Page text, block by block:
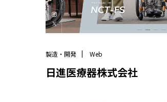
製造・開発 Web
日進医療器株式会社